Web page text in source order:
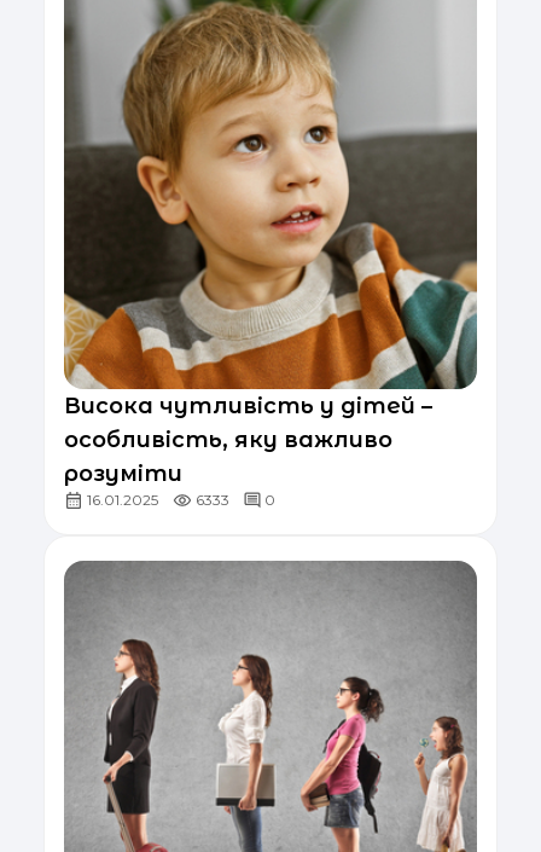
Висока чутливість у дітей –
особливість, яку важливо
розуміти
16.01.2025 6333 0